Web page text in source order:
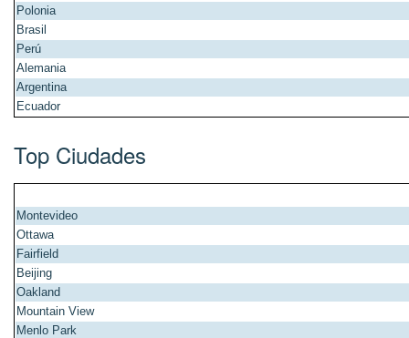
Polonia
Brasil
Perú
Alemania
Argentina
Ecuador
Top Ciudades
Montevideo
Ottawa
Fairfield
Beijing
Oakland
Mountain View
Menlo Park